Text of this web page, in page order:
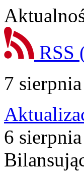
RSS
7
6